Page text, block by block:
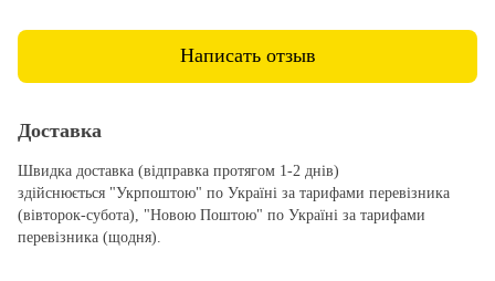
Написать отзыв
Доставка
Швидка доставка (відправка протягом 1-2 днів)
здійснюється "Укрпоштою" по Україні за тарифами перевізника
(вівторок-субота), "Новою Поштою" по Україні за тарифами
перевізника (щодня).